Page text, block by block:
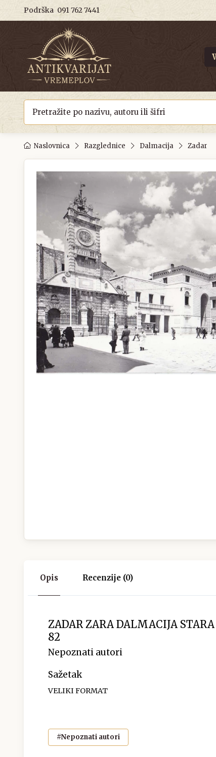
Podrška 091 762 7441
Naslovnica Razglednice Dalmacija Zadar
Opis Recenzije (0)
ZADAR ZARA DALMACIJA
82
Nepoznati autori
Sažetak
VELIKI FORMAT
#Nepoznati autori